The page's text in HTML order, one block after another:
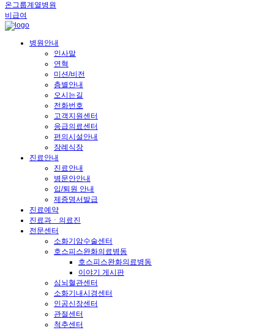
온그룹계열병원
비급여
병원안내
인사말
연혁
미션/비전
층별안내
오시는길
전화번호
고객지원센터
응급의료센터
편의시설안내
장례식장
진료안내
진료안내
병문안안내
입/퇴원 안내
제증명서발급
진료예약
진료과ㆍ의료진
전문센터
소화기암수술센터
호스피스완화의료병동
호스피스완화의료병동
이야기 게시판
심뇌혈관센터
소화기내시경센터
인공신장센터
관절센터
척추센터